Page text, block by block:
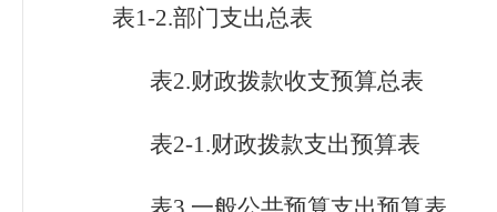
表1-2.部门支出总表
表2.财政拨款收支预算总表
表2-1.财政拨款支出预算表